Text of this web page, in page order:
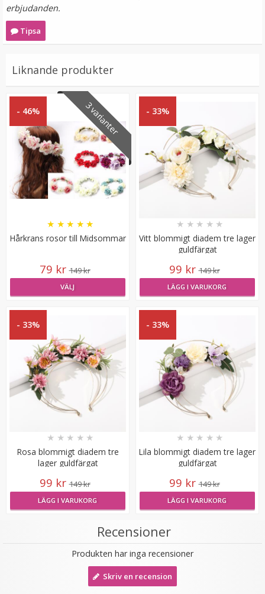
#60 Platinablond - Original äkta löshår remy microringar
loop
189 kr
#60 Platinablond - Original äkta löshår remy nagelslingor
★ ★
189 kr
VÄLJ
erbjudanden.
Tipsa
Liknande produkter
3 varianter
- 46%
Hårkrans rosor till Midsommar
★ ★ ★ ★ ★
79 kr 149 kr
VÄLJ
- 33%
Vitt blommigt diadem tre lager
guldfärgat
★ ★ ★ ★ ★
99 kr 149 kr
LÄGG I VARUKORG
- 33%
Rosa blommigt diadem tre
lager guldfärgat
★ ★ ★ ★ ★
99 kr 149 kr
LÄGG I VARUKORG
- 33%
Lila blommigt diadem tre lager
guldfärgat
★ ★ ★ ★ ★
99 kr 149 kr
LÄGG I VARUKORG
Recensioner
Produkten har inga recensioner
Skriv en recension